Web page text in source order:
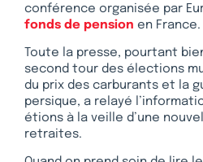
conférence organisée par
fonds de pension en France.
Toute la presse, pourtant
second tour des élections
du prix des carburants et la
persique, a relayé
étions à la veille d’une
retraites.